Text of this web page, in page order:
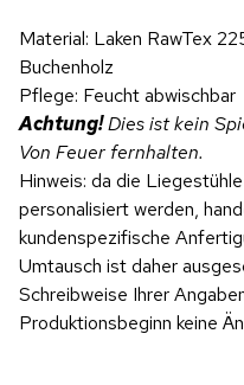
Material: Laken RawTex
Buchenholz
Pflege: Feucht abwischbar
Achtung!Dies ist kein
Von Feuer fernhalten.
Hinweis: da die
personalisiert werden,
kundenspezifische
Umtausch ist daher
Schreibweise Ihrer
Produktionsbeginn keine